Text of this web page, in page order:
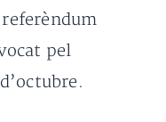
pel